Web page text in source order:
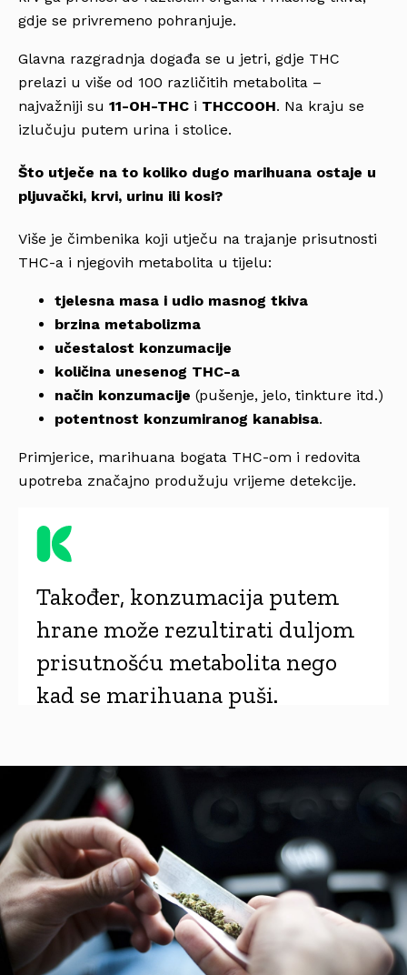
gdje se privremeno pohranjuje.
Glavna razgradnja događa se u jetri, gdje THC
prelazi u više od 100 različitih metabolita –
najvažniji su 11-OH-THC i THCCOOH. Na kraju se
izlučuju putem urina i stolice.
Što utječe na to koliko dugo marihuana ostaje u
pljuvački, krvi, urinu ili kosi?
Više je čimbenika koji utječu na trajanje prisutnosti
THC-a i njegovih metabolita u tijelu:
tjelesna masa i udio masnog tkiva
brzina metabolizma
učestalost konzumacije
količina unesenog THC-a
način konzumacije (pušenje, jelo, tinkture itd.)
potentnost konzumiranog kanabisa.
Primjerice, marihuana bogata THC-om i redovita
upotreba značajno produžuju vrijeme detekcije.
Također, konzumacija putem
hrane može rezultirati duljom
prisutnošću metabolita nego
kad se marihuana puši.